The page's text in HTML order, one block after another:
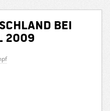
bei
2009